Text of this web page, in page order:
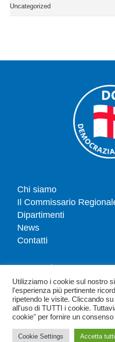
Uncategorized
Chi siamo
Il Commissario
Dipartimenti
News
Contatti
Tesserati
Dona
Privacy policy
Politica dei cookie
Utilizziamo i cookie sul nostro
l'esperienza più pertinente
ripetendo le visite. Cliccando
all'uso di TUTTI i cookie.
cookie" per fornire un consenso
Cookie Settings Accetta tutti